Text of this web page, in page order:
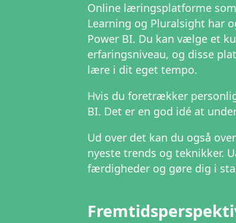
Online læringsplatforme
Learning og Pluralsight har
Power BI. Du kan vælge et
erfaringsniveau, og disse
lære i dit eget tempo.
Hvis du foretrækker
BI. Det er en god idé at
Ud over det kan du også
nyeste trends og teknikker.
færdigheder og gøre dig i